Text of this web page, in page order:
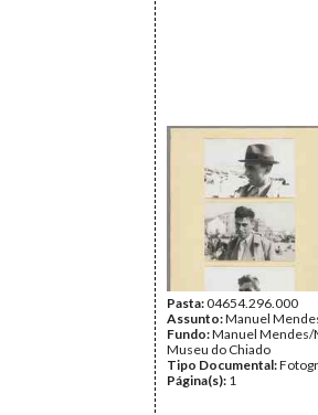
Pasta:04654.296.000
Assunto:Manuel
Fundo:Manuel Mendes/
Museu do Chiado
Tipo Documental:
Página(s): 1